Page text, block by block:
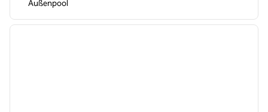
Außenpool
1 von 9